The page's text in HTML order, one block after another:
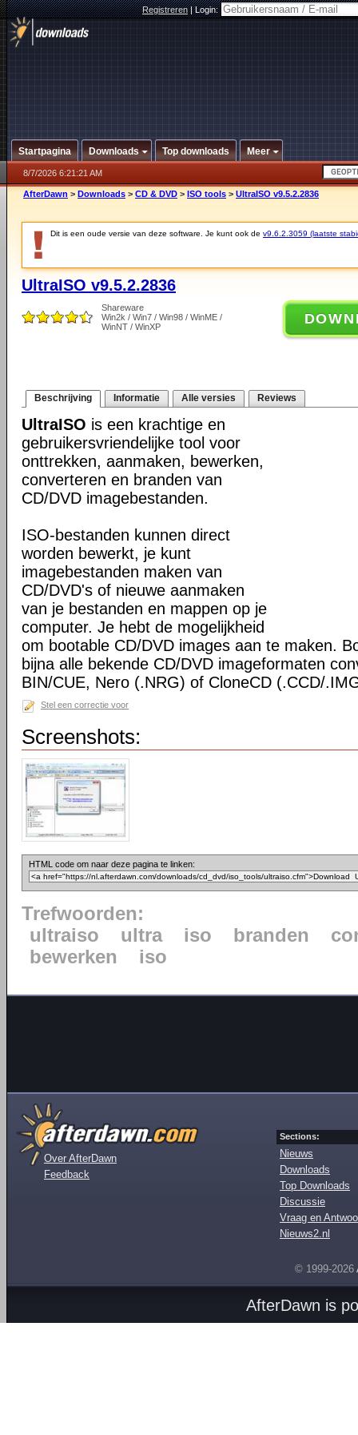
Registreren|Login:
Startpagina Downloads Top downloads Meer
8/7/2026 6:21:21 AM
AfterDawn > Downloads > CD & DVD > ISO tools > UltraISO v9.5.2.2836
Dit is een oude versie van deze software. Je kunt ook de v9.6.2.3059 (laatste
UltraISO v9.5.2.2836
Shareware
Win2k / Win7 / Win98 / WinME /
WinNT / WinXP
Beschrijving Informatie Alle versies Reviews
UltraISO is een krachtige en
gebruikersvriendelijke tool voor
onttrekken, aanmaken, bewerken,
converteren en branden van
CD/DVD imagebestanden.
ISO-bestanden kunnen direct
worden bewerkt, je kunt
imagebestanden maken van
CD/DVD's of nieuwe aanmaken
van je bestanden en mappen op je
computer. Je hebt de mogelijkheid
om bootable CD/DVD images aan te maken.
bijna alle bekende CD/DVD imageformaten
BIN/CUE, Nero (.NRG) of CloneCD (.CCD/
Stel een correctie voor
Screenshots:
HTML code om naar deze pagina te linken:
Trefwoorden:
ultraiso
ultra iso branden
bewerken
iso
Over AfterDawn
Feedback
Sections:
Nieuws
Downloads
Top Downloads
Discussie
Vraag en
Nieuws2.nl
© 1999-2026
AfterDawn is